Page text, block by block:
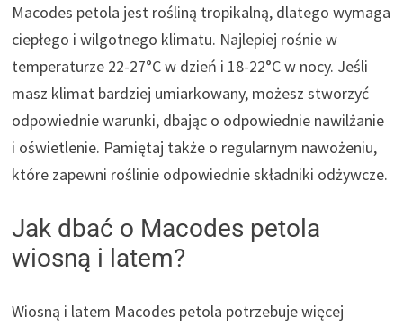
Macodes petola jest rośliną tropikalną, dlatego wymaga
ciepłego i wilgotnego klimatu. Najlepiej rośnie w
temperaturze 22-27°C w dzień i 18-22°C w nocy. Jeśli
masz klimat bardziej umiarkowany, możesz stworzyć
odpowiednie warunki, dbając o odpowiednie nawilżanie
i oświetlenie. Pamiętaj także o regularnym nawożeniu,
które zapewni roślinie odpowiednie składniki odżywcze.
Jak dbać o Macodes petola
wiosną i latem?
Wiosną i latem Macodes petola potrzebuje więcej